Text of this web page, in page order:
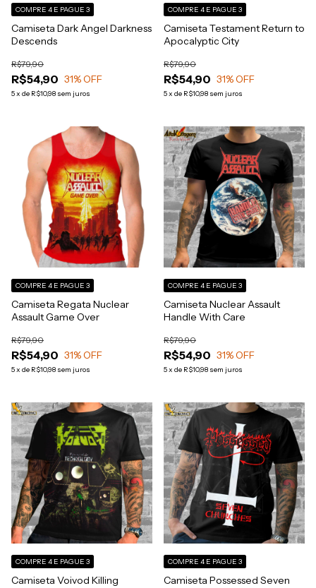
Camiseta Dark Angel Darkness
Descends
R$54,90
R$79,90
31% OFF
5x de R$10,98 sem juros
COMPRE 4 E PAGUE 3
Camiseta Testament Return to
Apocalyptic City
R$54,90
R$79,90
31% OFF
5x de R$10,98 sem juros
COMPRE 4 E PAGUE 3
Camiseta Regata Nuclear
Assault Game Over
R$54,90
R$79,90
31% OFF
5x de R$10,98 sem juros
COMPRE 4 E PAGUE 3
Camiseta Nuclear Assault
Handle With Care
R$54,90
R$79,90
31% OFF
5x de R$10,98 sem juros
COMPRE 4 E PAGUE 3
Camiseta Voivod Killing
COMPRE 4 E PAGUE 3
Camiseta Possessed Seven
COMPRE 4 E PAGUE 3